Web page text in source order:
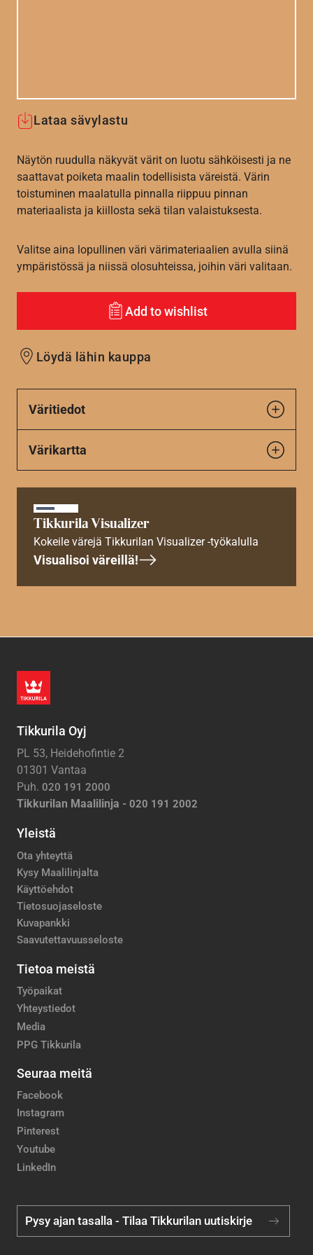
Lataa sävylastu
Näytön ruudulla näkyvät värit on luotu sähköisesti ja ne
saattavat poiketa maalin todellisista väreistä. Värin
toistuminen maalatulla pinnalla riippuu pinnan
materiaalista ja kiillosta sekä tilan valaistuksesta.
Valitse aina lopullinen väri värimateriaalien avulla siinä
ympäristössä ja niissä olosuhteissa, joihin väri valitaan.
Add to wishlist
Löydä lähin kauppa
Väritiedot
Värikartta
Tikkurila Visualizer
Kokeile värejä Tikkurilan Visualizer -työkalulla
Visualisoi väreillä!
Tikkurila Oyj
PL 53, Heidehofintie 2
01301 Vantaa
Puh. 020 191 2000
Tikkurilan Maalilinja - 020 191 2002
Yleistä
Ota yhteyttä
Kysy Maalilinjalta
Käyttöehdot
Tietosuojaseloste
Kuvapankki
Saavutettavuusseloste
Tietoa meistä
Työpaikat
Yhteystiedot
Media
PPG Tikkurila
Seuraa meitä
Facebook
Instagram
Pinterest
Youtube
LinkedIn
Pysy ajan tasalla - Tilaa Tikkurilan uutiskirje